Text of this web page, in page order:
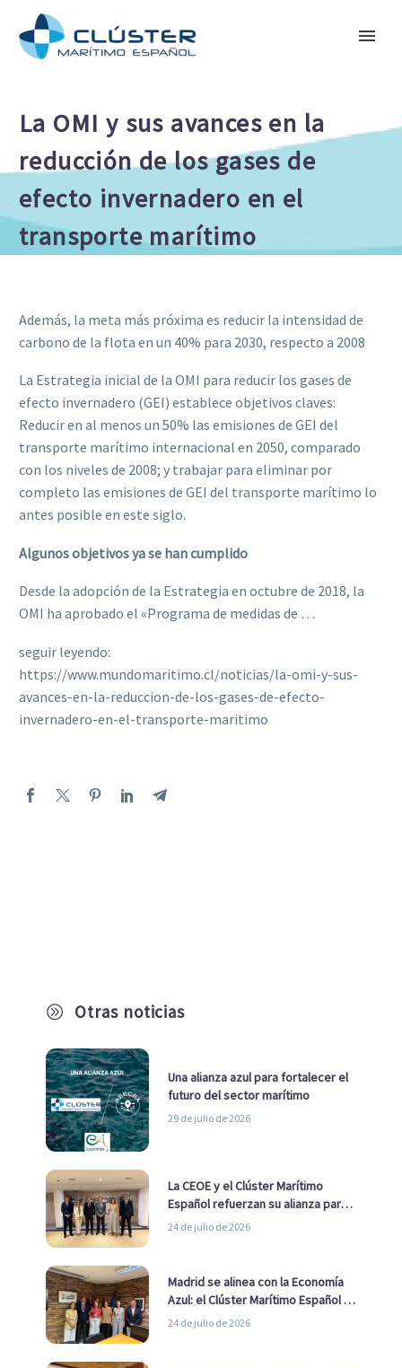
La OMI y sus avances en la
reducción de los gases de
efecto invernadero en el
transporte marítimo
A Otras noticias
Una alianza azul para fortalecer el
futuro del sector marítimo
29 de julio de 2026
La CEOE y el Clúster Marítimo
Español refuerzan su alianza para
impulsar una estrategia Nacional
24 de julio de 2026
Madrid se alinea con la Economía
Azul: el Clúster Marítimo Español y
la Real Liga Naval avanzan alianzas
24 de julio de 2026
Además, la meta más próxima es reducir la intensidad de
carbono de la flota en un 40% para 2030, respecto a 2008
La Estrategia inicial de la OMI para reducir los gases de
efecto invernadero (GEI) establece objetivos claves:
Reducir en al menos un 50% las emisiones de GEI del
transporte marítimo internacional en 2050, comparado
con los niveles de 2008; y trabajar para eliminar por
completo las emisiones de GEI del transporte marítimo lo
antes posible en este siglo.
Algunos objetivos ya se han cumplido
Desde la adopción de la Estrategia en octubre de 2018, la
OMI ha aprobado el «Programa de medidas de …
seguir leyendo:
https://www.mundomaritimo.cl/noticias/la-omi-y-sus-
avances-en-la-reduccion-de-los-gases-de-efecto-
invernadero-en-el-transporte-maritimo